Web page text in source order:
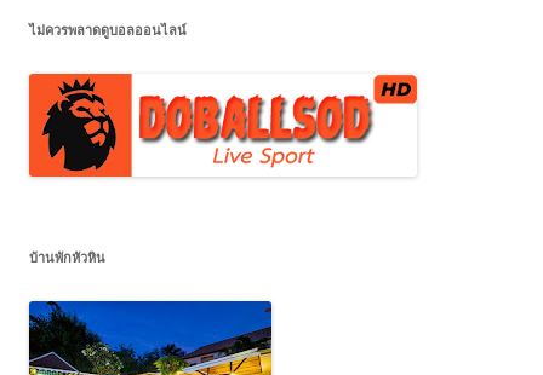
ไม่ควรพลาดดูบอลออนไลน์
บ้านพักหัวหิน